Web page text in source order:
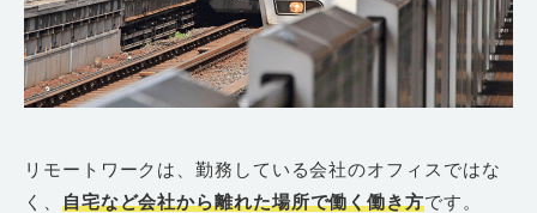
リモートワークは、勤務している会社のオフィスではな
く、 自宅など会社から離れた場所で働く働き方です。